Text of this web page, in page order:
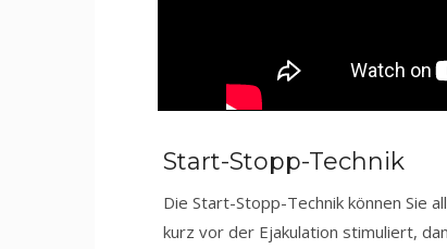
Start-Stopp-Technik
Die Start-Stopp-Technik können Sie
kurz vor der Ejakulation stimuliert,